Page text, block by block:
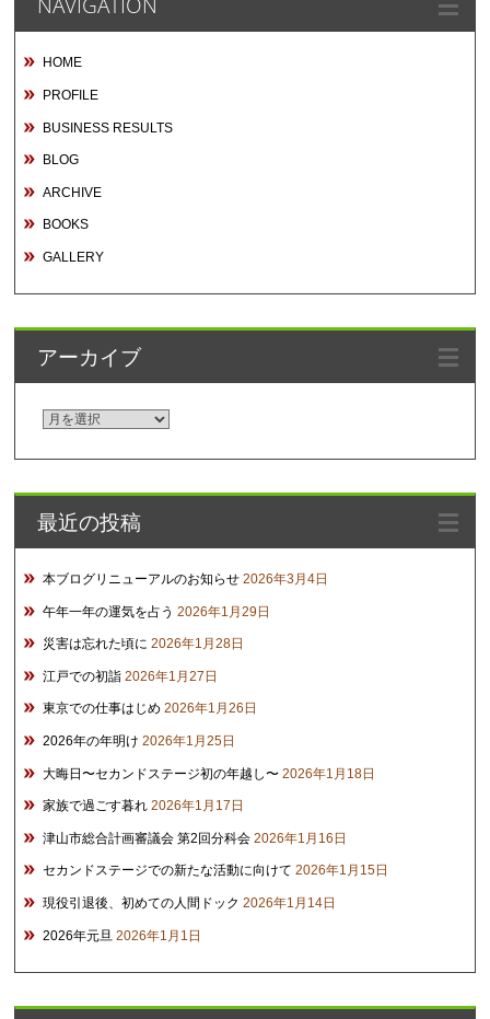
HOME
PROFILE
BUSINESS RESULTS
BLOG
ARCHIVE
BOOKS
GALLERY
アーカイブ
ア
イ
ブ
最近の投稿
本ブログリニューアルのお知らせ 2026年3月4日
午年一年の運気を占う 2026年1月29日
災害は忘れた頃に 2026年1月28日
江戸での初詣 2026年1月27日
東京での仕事はじめ 2026年1月26日
2026年の年明け 2026年1月25日
大晦日〜セカンドステージ初の年越し〜 2026年1月18日
家族で過ごす暮れ 2026年1月17日
津山市総合計画審議会 第2回分科会 2026年1月16日
セカンドステージでの新たな活動に向けて 2026年1月15日
現役引退後、初めての人間ドック 2026年1月14日
2026年元旦 2026年1月1日